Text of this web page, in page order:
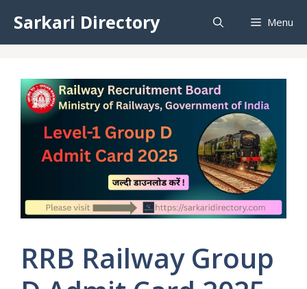
content
Sarkari Directory Menu
RRB Railway Group